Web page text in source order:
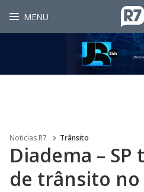
MENU
Noticias R7 Trânsito
Diadema – SP
de trânsito